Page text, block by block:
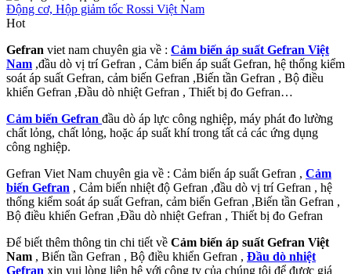
Động cơ, Hộp giảm tốc Rossi Việt Nam
Hot
Gefran viet nam chuyên gia về : Cảm biến áp suất Gefran Việt
Nam ,đầu dò vị trí Gefran , Cảm biến áp suất Gefran, hệ thống kiểm
soát áp suất Gefran, cảm biến Gefran ,Biến tần Gefran , Bộ điều
khiển Gefran ,Đầu dò nhiệt Gefran , Thiết bị đo Gefran…
Cảm biến Gefran đầu dò áp lực công nghiệp, máy phát đo lường
chất lỏng, chất lỏng, hoặc áp suất khí trong tất cả các ứng dụng
công nghiệp.
Gefran Viet Nam chuyên gia về : Cảm biến áp suất Gefran , Cảm
biến Gefran , Cảm biến nhiệt độ Gefran ,đầu dò vị trí Gefran , hệ
thống kiểm soát áp suất Gefran, cảm biến Gefran ,Biến tần Gefran ,
Bộ điều khiển Gefran ,Đầu dò nhiệt Gefran , Thiết bị đo Gefran
Để biết thêm thông tin chi tiết về Cảm biến áp suất Gefran Việt
Nam , Biến tần Gefran , Bộ điều khiển Gefran , Đầu dò nhiệt
Gefran xin vui lòng liên hệ với công ty của chúng tôi để được giá